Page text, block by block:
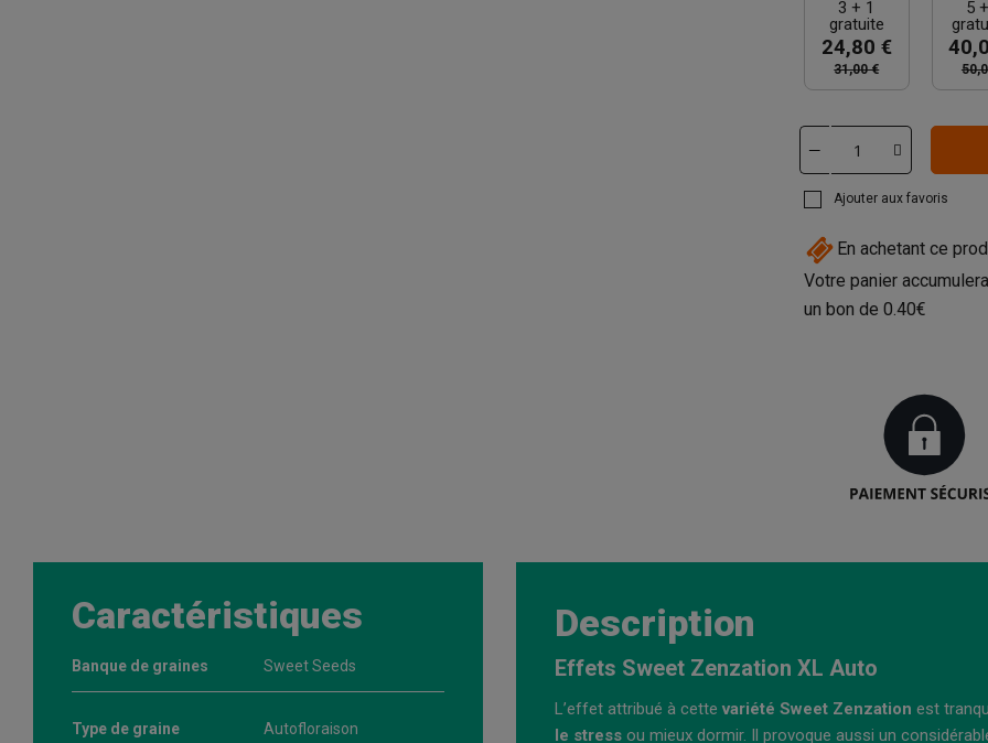
3 + 1
gratuite
24,80 €
31,00 €
5
Ajouter aux favoris
En achetant ce
Votre panier
un bon de 0.40€
Caractéristiques
Banque de graines Sweet Seeds
Type de graine Autofloraison
Description
Effets Sweet Zenzation XL Auto
L’effet attribué à cette variété Sweet Zenzation est
le stress ou mieux dormir. Il provoque aussi un